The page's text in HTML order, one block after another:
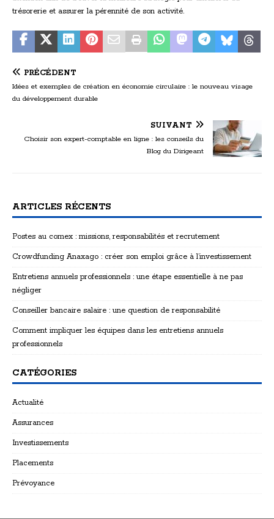
trésorerie et assurer la pérennité de son activité.
PRÉCÉDENT
Idées et exemples de création en économie circulaire : le nouveau visage
du développement durable
SUIVANT
Choisir son expert-comptable en ligne : les conseils du
Blog du Dirigeant
ARTICLES RÉCENTS
Postes au comex : missions, responsabilités et recrutement
Crowdfunding Anaxago : créer son emploi grâce à l’investissement
Entretiens annuels professionnels : une étape essentielle à ne pas
négliger
Conseiller bancaire salaire : une question de responsabilité
Comment impliquer les équipes dans les entretiens annuels
professionnels
CATÉGORIES
Actualité
Assurances
Investissements
Placements
Prévoyance